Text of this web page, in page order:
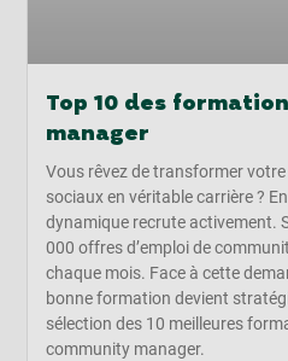
Top 10 des
manager
Vous rêvez de transformer
sociaux en véritable carrière ?
dynamique recrute activement.
000 offres d’emploi de
chaque mois. Face à cette
bonne formation devient
sélection des 10 meilleures
community manager.